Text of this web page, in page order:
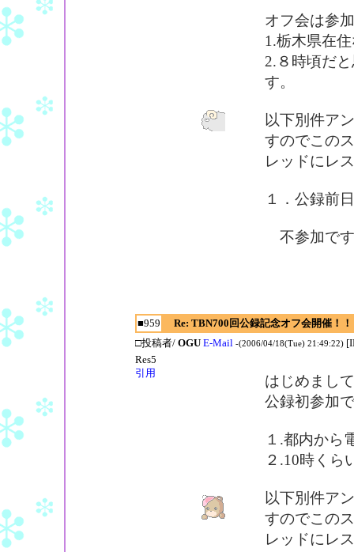
オフ会は参
1.栃木県在
2.８時頃だ
す。
以下別件ア
すのでこのス
レッドにレ
１．公録前
不参加で
■959 Re: TBN700回公録記念オフ会開催！！
□投稿者/ OGU E-Mail -(2006/04/18(Tue) 21:49:22)
Res5
引用
はじめまし
公録初参加
１.都内から
２.10時くら
以下別件ア
すのでこのス
レッドにレ